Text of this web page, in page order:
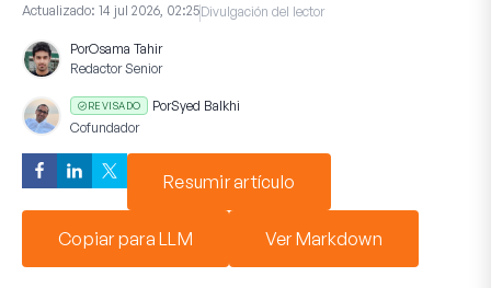
Actualizado: 14 jul 2026, 02:25Divulgación del lector
PorOsama Tahir
Redactor Senior
REVISADO PorSyed Balkhi
Cofundador
Resumir artículo
Copiar para LLM Ver Markdown